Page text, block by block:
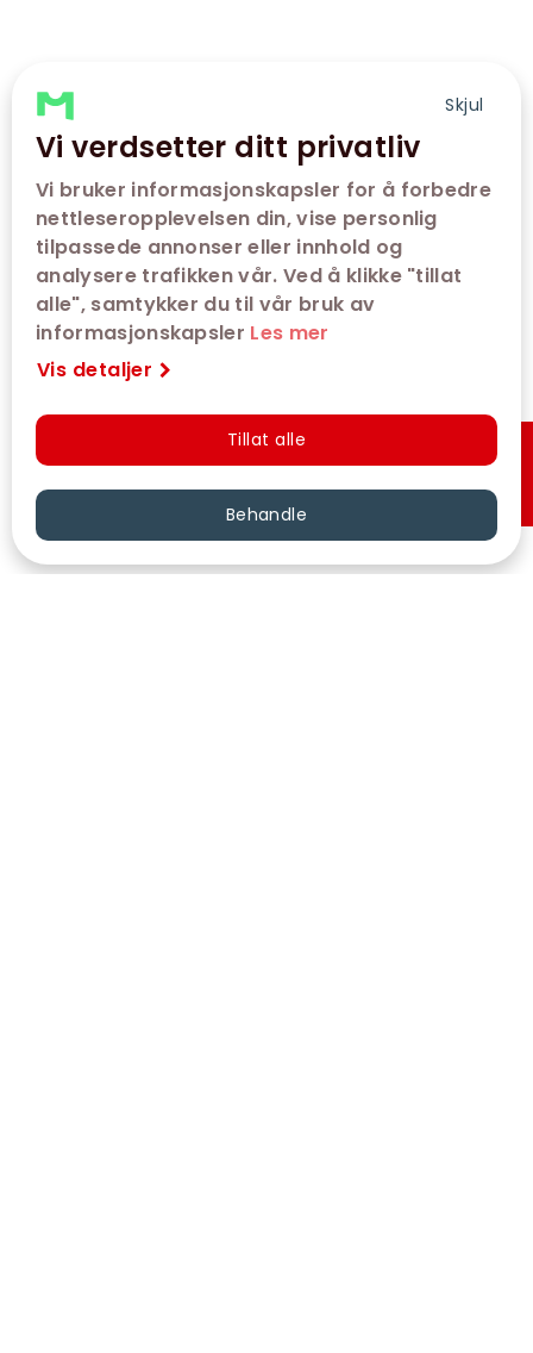
Skjul
Vi verdsetter ditt privatliv
Vi bruker informasjonskapsler for å forbedre
nettleseropplevelsen din, vise personlig
tilpassede annonser eller innhold og
analysere trafikken vår. Ved å klikke "tillat
alle", samtykker du til vår bruk av
informasjonskapsler Les mer
Vis detaljer
Tillat alle
Behandle Hurtigkjøp